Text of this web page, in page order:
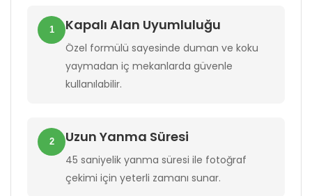
1 Kapalı Alan Uyumluluğu
Özel formülü sayesinde duman ve koku
yaymadan iç mekanlarda güvenle
kullanılabilir.
2 Uzun Yanma Süresi
45 saniyelik yanma süresi ile fotoğraf
çekimi için yeterli zamanı sunar.